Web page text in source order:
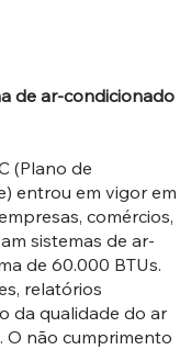
de ar-condicionado
(Plano de
entrou em vigor em
comércios,
sistemas de ar-
de 60.000 BTUs.
relatórios
da qualidade do ar
O não cumprimento